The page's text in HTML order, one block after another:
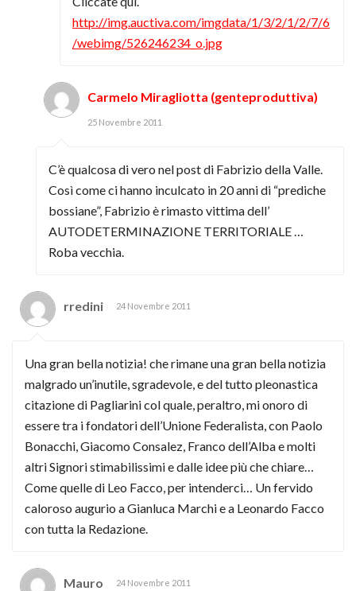
http://img.auctiva.com/imgdata/1/3/2/1/2/7/6
/webimg/526246234_o.jpg
Carmelo Miragliotta (genteproduttiva)
25 Novembre 2011
C’è qualcosa di vero nel post di Fabrizio della Valle.
Così come ci hanno inculcato in 20 anni di “prediche
bossiane”, Fabrizio è rimasto vittima dell’
AUTODETERMINAZIONE TERRITORIALE …
Roba vecchia.
rredini 24 Novembre 2011
Una gran bella notizia! che rimane una gran bella notizia
malgrado un’inutile, sgradevole, e del tutto pleonastica
citazione di Pagliarini col quale, peraltro, mi onoro di
essere tra i fondatori dell’Unione Federalista, con Paolo
Bonacchi, Giacomo Consalez, Franco dell’Alba e molti
altri Signori stimabilissimi e dalle idee più che chiare…
Come quelle di Leo Facco, per intenderci… Un fervido
caloroso augurio a Gianluca Marchi e a Leonardo Facco
con tutta la Redazione.
Mauro 24 Novembre 2011